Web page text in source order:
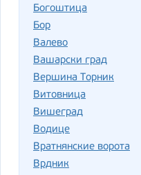
Богоштица
Бор
Валево
Вашарски град
Вершина Торник
Витовница
Вишеград
Водице
Вратнянские ворота
Врдник